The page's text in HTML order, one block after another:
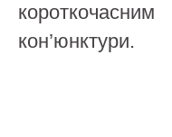
кон’юнктури.